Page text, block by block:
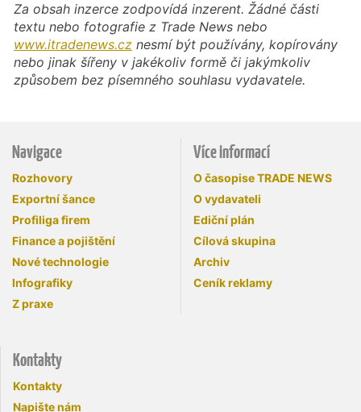
Za obsah inzerce zodpovídá inzerent. Žádné části
textu nebo fotografie z Trade News nebo
www.itradenews.cz nesmí být používány, kopírovány
nebo jinak šířeny v jakékoliv formě či jakýmkoliv
způsobem bez písemného souhlasu vydavatele.
Navigace
Rozhovory
Exportní šance
Profiliga firem
Finance a pojištění
Nové technologie
Infografiky
Z praxe
Více informací
O časopise TRADE NEWS
O vydavateli
Ediční plán
Cílová skupina
Archiv
Ceník reklamy
Kontakty
Kontakty
Napište nám